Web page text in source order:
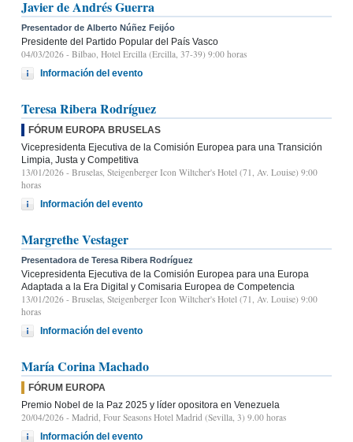
Javier de Andrés Guerra
Presentador de Alberto Núñez Feijóo
Presidente del Partido Popular del País Vasco
04/03/2026 - Bilbao, Hotel Ercilla (Ercilla, 37-39) 9:00 horas
Información del evento
Teresa Ribera Rodríguez
FÓRUM EUROPA BRUSELAS
Vicepresidenta Ejecutiva de la Comisión Europea para una Transición
Limpia, Justa y Competitiva
13/01/2026 - Bruselas, Steigenberger Icon Wiltcher's Hotel (71, Av. Louise) 9:00
horas
Información del evento
Margrethe Vestager
Presentadora de Teresa Ribera Rodríguez
Vicepresidenta Ejecutiva de la Comisión Europea para una Europa
Adaptada a la Era Digital y Comisaria Europea de Competencia
13/01/2026 - Bruselas, Steigenberger Icon Wiltcher's Hotel (71, Av. Louise) 9:00
horas
Información del evento
María Corina Machado
FÓRUM EUROPA
Premio Nobel de la Paz 2025 y líder opositora en Venezuela
20/04/2026 - Madrid, Four Seasons Hotel Madrid (Sevilla, 3) 9.00 horas
Información del evento